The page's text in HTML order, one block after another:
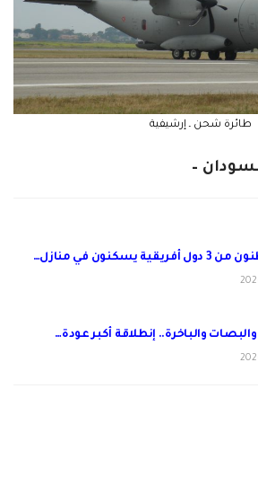
طائرة شحن ـ إرشيفية
–
يسكنون في منازل…
والبصات والباخرة.. إنطلاقة أكبر عودة…